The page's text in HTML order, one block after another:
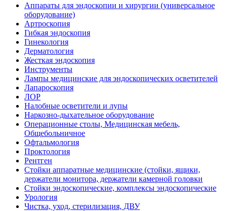
Аппараты для эндоскопии и хирургии (универсальное
оборудование)
Артроскопия
Гибкая эндоскопия
Гинекология
Дерматология
Жесткая эндоскопия
Инструменты
Лампы медицинские для эндоскопических осветителей
Лапароскопия
ЛОР
Налобные осветители и лупы
Наркозно-дыхательное оборудование
Операционные столы, Медицинская мебель,
Общебольничное
Офтальмология
Проктология
Рентген
Стойки аппаратные медицинские (стойки, ящики,
держатели монитора, держатели камерной головки
Стойки эндоскопические, комплексы эндоскопические
Урология
Чистка, уход, стерилизация, ДВУ